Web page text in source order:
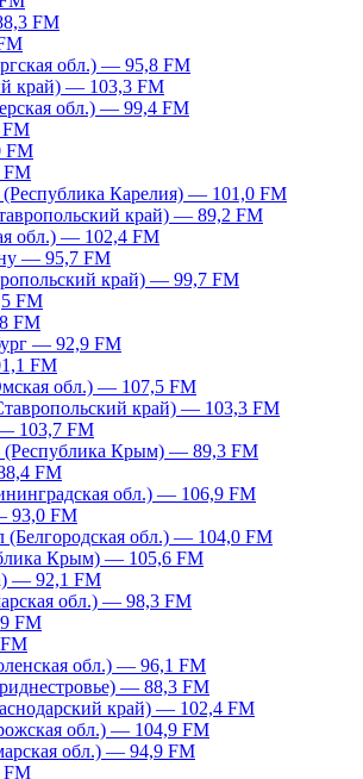
FM
обл.) — 95,8 FM
край) — 103,3 FM
обл.) — 99,4 FM
FM
(Республика Карелия) — 101,0 FM
край) — 89,2 FM
обл.) — 102,4 FM
— 95,7 FM
край) — 99,7 FM
FM
FM
— 92,9 FM
FM
обл.) — 107,5 FM
край) — 103,3 FM
103,7 FM
(Республика Крым) — 89,3 FM
FM
обл.) — 106,9 FM
93,0 FM
(Белгородская обл.) — 104,0 FM
Крым) — 105,6 FM
— 92,1 FM
обл.) — 98,3 FM
FM
обл.) — 96,1 FM
— 88,3 FM
край) — 102,4 FM
обл.) — 104,9 FM
обл.) — 94,9 FM